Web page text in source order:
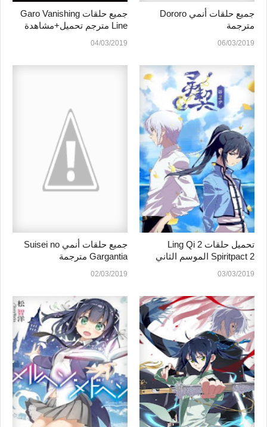
جميع حلقات أنمي Dororo
مترجمة
06/03/2019
جميع حلقات Garo Vanishing
Line مترجم تحميل+مشاهدة
04/03/2019
تحميل حلقات Ling Qi 2
Spiritpact 2 الموسم الثاني
03/03/2019
جميع حلقات أنمي Suisei no
Gargantia مترجمة
02/03/2019